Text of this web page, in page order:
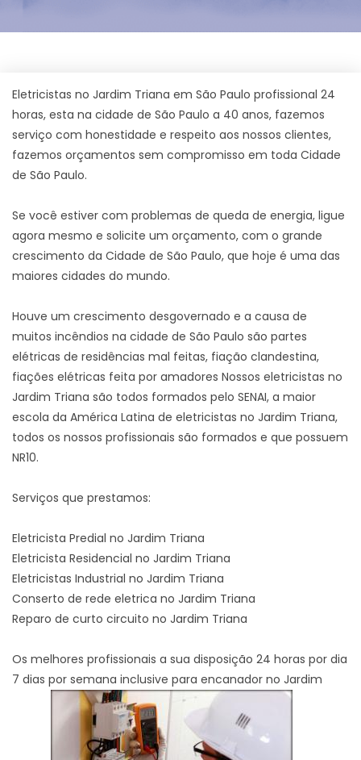
Eletricistas no Jardim Triana em São Paulo profissional 24
horas, esta na cidade de São Paulo a 40 anos, fazemos
serviço com honestidade e respeito aos nossos clientes,
fazemos orçamentos sem compromisso em toda Cidade
de São Paulo.
Se você estiver com problemas de queda de energia, ligue
agora mesmo e solicite um orçamento, com o grande
crescimento da Cidade de São Paulo, que hoje é uma das
maiores cidades do mundo.
Houve um crescimento desgovernado e a causa de
muitos incêndios na cidade de São Paulo são partes
elétricas de residências mal feitas, fiação clandestina,
fiações elétricas feita por amadores Nossos eletricistas no
Jardim Triana são todos formados pelo SENAI, a maior
escola da América Latina de eletricistas no Jardim Triana,
todos os nossos profissionais são formados e que possuem
NR10.
Serviços que prestamos:
Eletricista Predial no Jardim Triana
Eletricista Residencial no Jardim Triana
Eletricistas Industrial no Jardim Triana
Conserto de rede eletrica no Jardim Triana
Reparo de curto circuito no Jardim Triana
Os melhores profissionais a sua disposição 24 horas por dia
7 dias por semana inclusive para encanador no Jardim